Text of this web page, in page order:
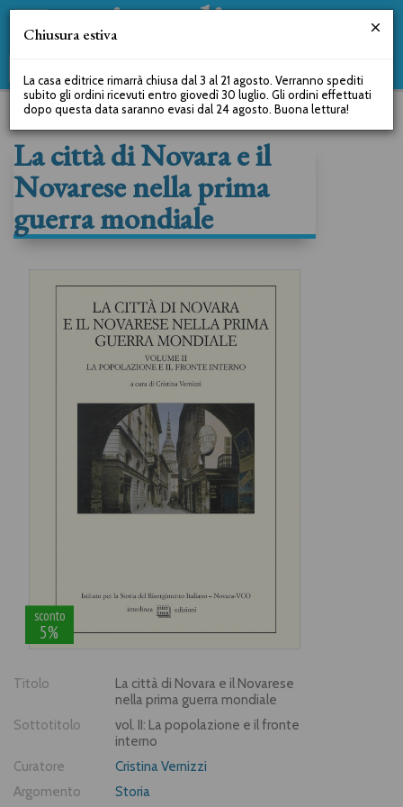
La città di Novara e il
Novarese nella prima
guerra mondiale
sconto
5%
Titolo
La città di Novara e il Novarese
nella prima guerra mondiale
Sottotitolo
vol. II: La popolazione e il fronte
interno
Curatore
Cristina Vernizzi
Argomento
Storia
Chiusura estiva
La casa editrice rimarrà chiusa dal 3 al 21 agosto. Verranno spediti
subito gli ordini ricevuti entro giovedì 30 luglio. Gli ordini effettuati
dopo questa data saranno evasi dal 24 agosto. Buona lettura!